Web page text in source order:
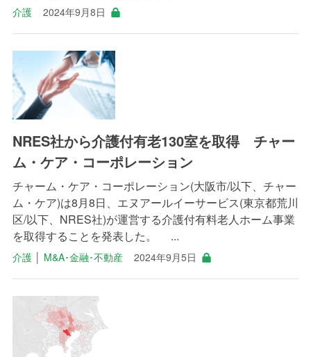
介護 2024年9月8日
NRES社から介護付有老130室を取得 チャー
ム・ケア・コーポレーション
チャーム・ケア・コーポレーション(大阪市/以下、チャー
ム・ケア)は8月8日、エヌアールイーサービス(東京都荒川
区/以下、NRES社)が運営する介護付有料老人ホーム事業
を取得することを発表した。 ...
介護│ M&A･金融･不動産 2024年9月5日